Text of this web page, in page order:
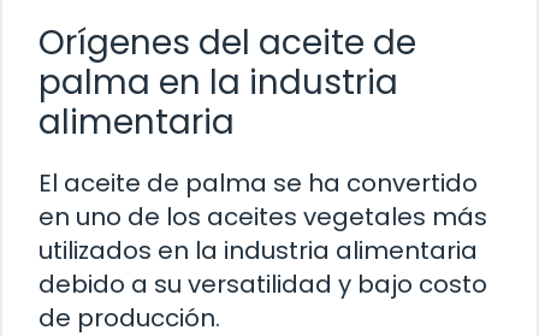
Orígenes del aceite de
palma en la industria
alimentaria
El aceite de palma se ha convertido
en uno de los aceites vegetales más
utilizados en la industria alimentaria
debido a su versatilidad y bajo costo
de producción.